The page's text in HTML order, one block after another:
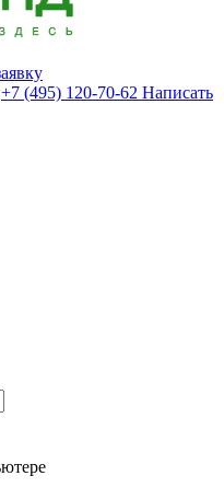
+7 (495) 120-70-62 Написать